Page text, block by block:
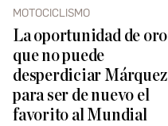
MOTOCICLISMO
La oportunidad de oro
que no puede
desperdiciar Márquez
para ser de nuevo el
favorito al Mundial